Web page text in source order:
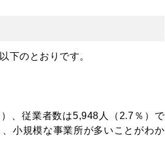
下のとおりです。
、従業者数は5,948人（2.7％）で
小規模な事業所が多いことがわか